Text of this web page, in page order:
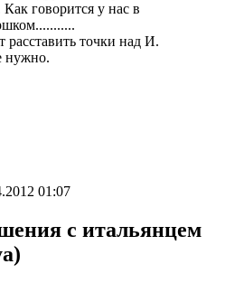
говорится у нас в
расставить точки над И.
нужно.
01:07
с итальянцем